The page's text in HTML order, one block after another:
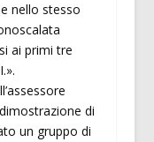
nello stesso
ai primi tre
dimostrazione di
un gruppo di